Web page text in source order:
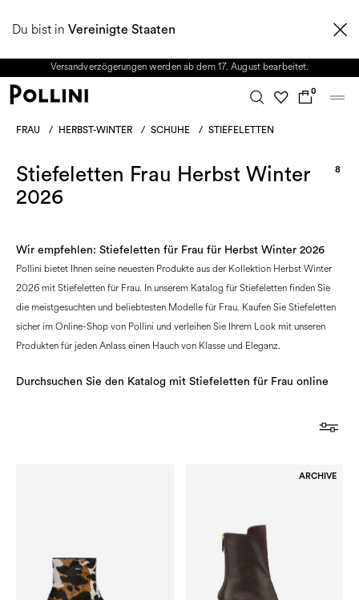
Du bist in Vereinigte Staaten
2026 KOLLEKTION. Vom 8. bis 16. August ist unser Kundenservice nicht
Versandverzögerungen werden ab dem 17. August bearbeitet.
0
FRAU / HERBST-WINTER / SCHUHE / STIEFELETTEN
Stiefeletten Frau Herbst Winter
2026
8
Wir empfehlen: Stiefeletten für Frau für Herbst Winter 2026
Pollini bietet Ihnen seine neuesten Produkte aus der Kollektion Herbst Winter
2026 mit Stiefeletten für Frau. In unserem Katalog für Stiefeletten finden Sie
die meistgesuchten und beliebtesten Modelle für Frau. Kaufen Sie Stiefeletten
sicher im Online-Shop von Pollini und verleihen Sie Ihrem Look mit unseren
Produkten für jeden Anlass einen Hauch von Klasse und Eleganz.
Durchsuchen Sie den Katalog mit Stiefeletten für Frau online
ARCHIVE